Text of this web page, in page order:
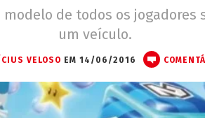
de todos os jogadores
um veículo.
VELOSO EM 14/06/2016